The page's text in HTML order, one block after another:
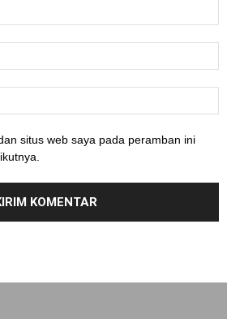
situs web saya pada peramban ini